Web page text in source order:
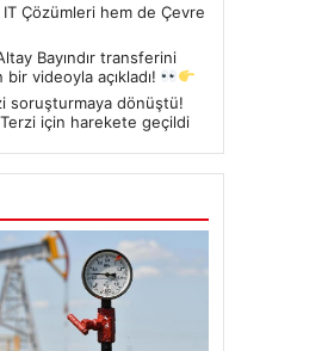
Çözümleri hem de Çevre
Bayındır transferini
videoyla açıkladı!
soruşturmaya dönüştü!
için harekete geçildi